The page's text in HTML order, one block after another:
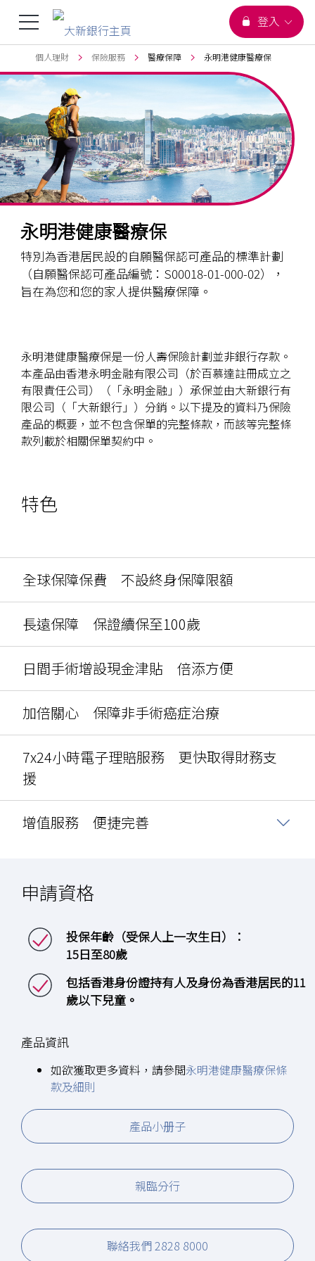
跳到主要內容
換
登入
您正在瀏覽
頁首
個人理財 保險服務 醫療保障 永明港健康醫療保
永明港健康醫療保
特別為香港居民設的自願醫保認可產品的標準計劃
（自願醫保認可產品編號：S00018-01-000-02），
旨在為您和您的家人提供醫療保障。
Name
Product
Name
Now永明港健康醫療保是一份人壽保險計劃並非銀行存款。
本產品由香港永明金融有限公司（於百慕達註冊成立之
有限責任公司）（「永明金融」）承保並由大新銀行有
限公司（「大新銀行」）分銷。以下提及的資料乃保險
產品的概要，並不包含保單的完整條款，而該等完整條
款列載於相關保單契約中。
特色
全球保障保費 不設終身保障限額
長遠保障 保證續保至100歲
日間手術增設現金津貼 倍添方便
加倍關心 保障非手術癌症治療
7x24小時電子理賠服務 更快取得財務支
援
增值服務 便捷完善
申請資格
投保年齡（受保人上一次生日）：
15日至80歲
包括香港身份證持有人及身份為香港居民的11
歲以下兒童。
產品資訊
如欲獲取更多資料，請參閲永明港健康醫療保條
款及細則
產品小册子
親臨分行
聯絡我們 2828 8000